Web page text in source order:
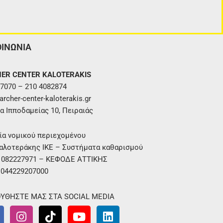
CENTER KALOTERAKIS
– 210 4082874
center-kaloterakis.gr
Ιπποδαμείας 10, Πειραιάς
νομικού περιεχομένου
ΙΚΕ – Συστήματα καθαρισμού
– ΚΕΦΟΔΕ ΑΤΤΙΚΗΣ
ΜΑΣ ΣΤΑ SOCIAL MEDIA
I
T
Y
L